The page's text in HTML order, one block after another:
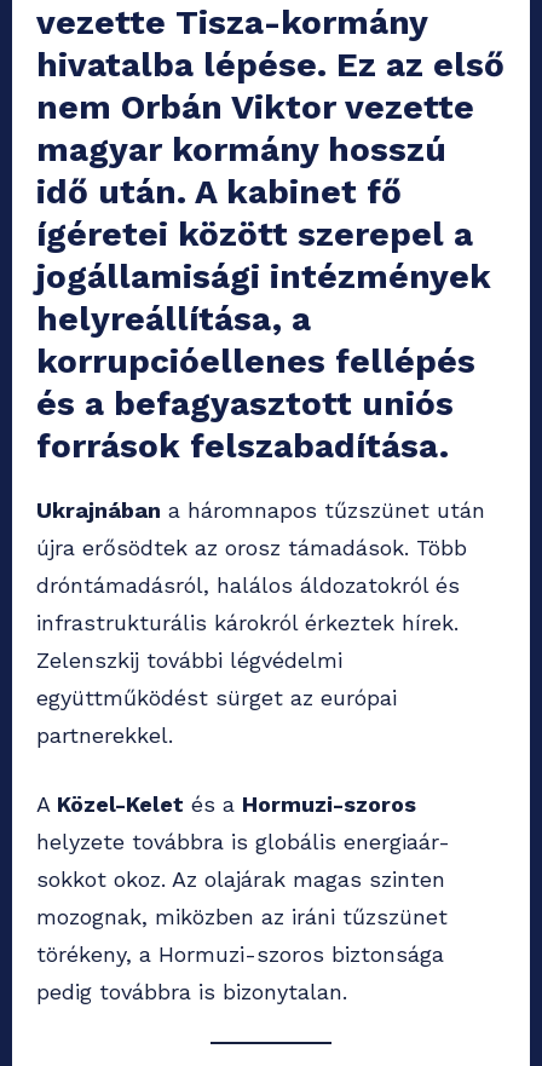
vezette Tisza-kormány
hivatalba lépése. Ez az első
nem Orbán Viktor vezette
magyar kormány hosszú
idő után. A kabinet fő
ígéretei között szerepel a
jogállamisági intézmények
helyreállítása, a
korrupcióellenes fellépés
és a befagyasztott uniós
források felszabadítása.
Ukrajnában a háromnapos tűzszünet után
újra erősödtek az orosz támadások. Több
dróntámadásról, halálos áldozatokról és
infrastrukturális károkról érkeztek hírek.
Zelenszkij további légvédelmi
együttműködést sürget az európai
partnerekkel.
A Közel-Kelet és a Hormuzi-szoros
helyzete továbbra is globális energiaár-
sokkot okoz. Az olajárak magas szinten
mozognak, miközben az iráni tűzszünet
törékeny, a Hormuzi-szoros biztonsága
pedig továbbra is bizonytalan.